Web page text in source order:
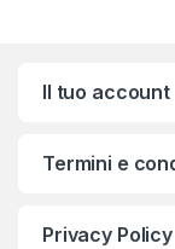
Il tuo account
Termini e
Privacy Policy